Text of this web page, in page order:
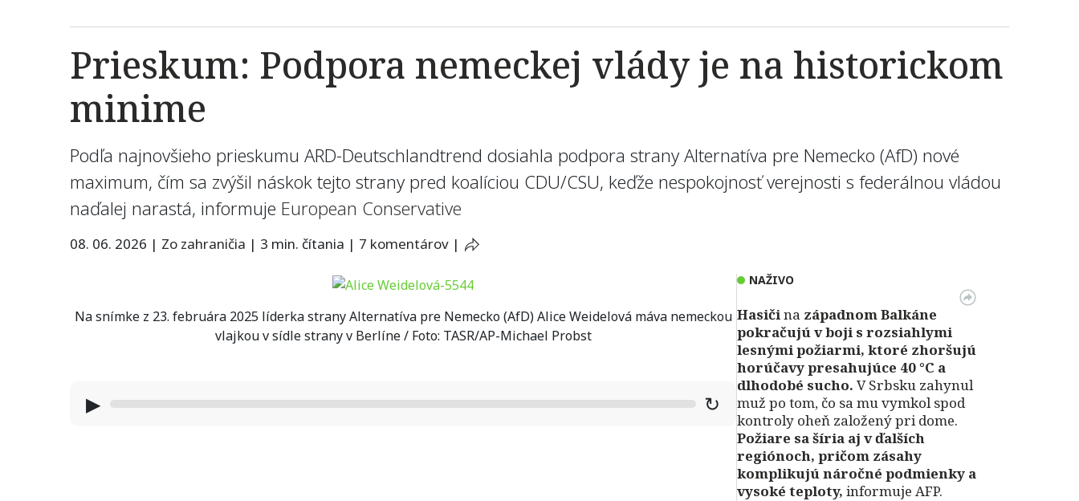
Prieskum: Podpora nemeckej vlády je na historickom
minime
Podľa najnovšieho prieskumu ARD-Deutschlandtrend dosiahla podpora strany Alternatíva pre Nemecko (AfD) nové
maximum, čím sa zvýšil náskok tejto strany pred koalíciou CDU/CSU, keďže nespokojnosť verejnosti s federálnou vládou
naďalej narastá, informuje European Conservative
08. 06. 2026 | Zo zahraničia | 3 min. čítania | 7 komentárov |
Na snímke z 23. februára 2025 líderka strany Alternatíva pre Nemecko (AfD) Alice Weidelová máva nemeckou
vlajkou v sídle strany v Berlíne / Foto: TASR/AP-Michael Probst
▶ ↻
NAŽIVO
Hasičina západnom Balkáne
pokračujú v boji s rozsiahlymi
lesnými požiarmi, ktoré zhoršujú
horúčavy presahujúce 40 °C a
dlhodobé sucho. V Srbsku zahynul
muž po tom, čo sa mu vymkol spod
kontroly oheň založený pri dome.
Požiare sa šíria aj v ďalších
regiónoch, pričom zásahy
komplikujú náročné podmienky a
vysoké teploty, informuje AFP.